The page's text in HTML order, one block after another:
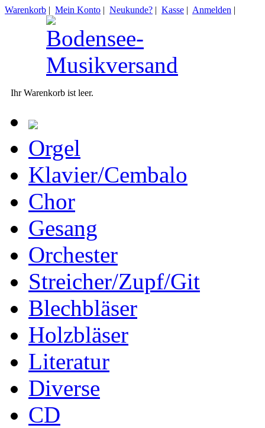
Warenkorb | Mein Konto | Neukunde? | Kasse | Anmelden |
Ihr Warenkorb ist leer.
Orgel
Klavier/Cembalo
Chor
Gesang
Orchester
Streicher/Zupf/Git
Blechbläser
Holzbläser
Literatur
Diverse
CD